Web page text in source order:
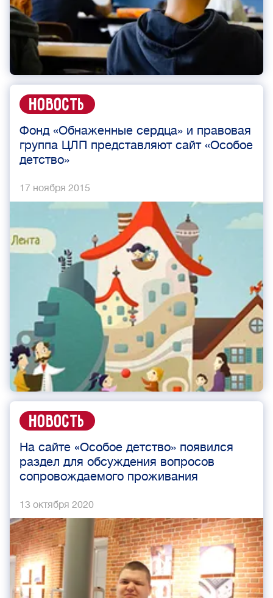
Новость
Фонд «Обнаженные сердца» и правовая
группа ЦЛП представляют сайт «Особое
детство»
17 ноября 2015
Новость
На сайте «Особое детство» появился
раздел для обсуждения вопросов
сопровождаемого проживания
13 октября 2020